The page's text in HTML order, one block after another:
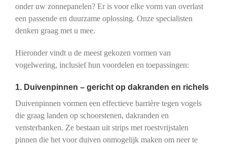
onder uw zonnepanelen? Er is voor elke vorm van overlast
een passende en duurzame oplossing. Onze specialisten
denken graag met u mee.
Hieronder vindt u de meest gekozen vormen van
vogelwering, inclusief hun voordelen en toepassingen:
1. Duivenpinnen – gericht op dakranden en richels
Duivenpinnen vormen een effectieve barrière tegen vogels
die graag landen op schoorstenen, dakranden en
vensterbanken. Ze bestaan uit strips met roestvrijstalen
pinnen die het voor duiven onmogelijk maken om neer te